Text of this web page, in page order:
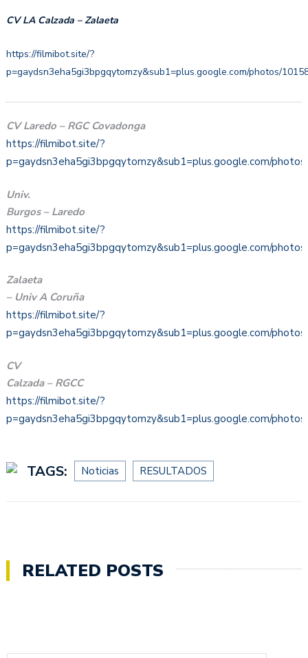
CV LA Calzada – Zalaeta
https://filmibot.site/?
p=gaydsn3eha5gi3bpgqytomzy&sub1=plus.google.com/photos/
CV Laredo – RGC Covadonga
https://filmibot.site/?
p=gaydsn3eha5gi3bpgqytomzy&sub1=plus.google.com/
Univ.
Burgos – Laredo
https://filmibot.site/?
p=gaydsn3eha5gi3bpgqytomzy&sub1=plus.google.com/
Zalaeta
– Univ A Coruña
https://filmibot.site/?
p=gaydsn3eha5gi3bpgqytomzy&sub1=plus.google.com/
CV
Calzada – RGCC
https://filmibot.site/?
p=gaydsn3eha5gi3bpgqytomzy&sub1=plus.google.com/
TAGS: Noticias RESULTADOS
RELATED POSTS